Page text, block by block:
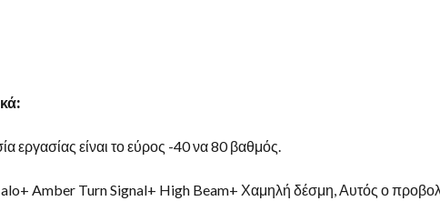
εργασίας είναι το εύρος -40 να 80 βαθμός.
Amber Turn Signal+ High Beam+ Χαμηλή δέσμη, Αυτός ο